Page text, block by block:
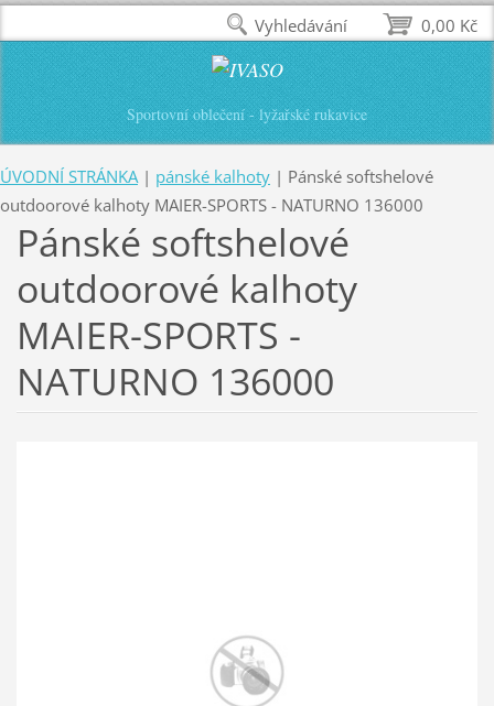
Sportovní oblečení - lyžařské rukavice
ÚVODNÍ STRÁNKA | pánské kalhoty | Pánské softshelové
outdoorové kalhoty MAIER-SPORTS - NATURNO 136000
Pánské softshelové
outdoorové kalhoty
MAIER-SPORTS -
NATURNO 136000
0,00 Kč
Vyhledávání